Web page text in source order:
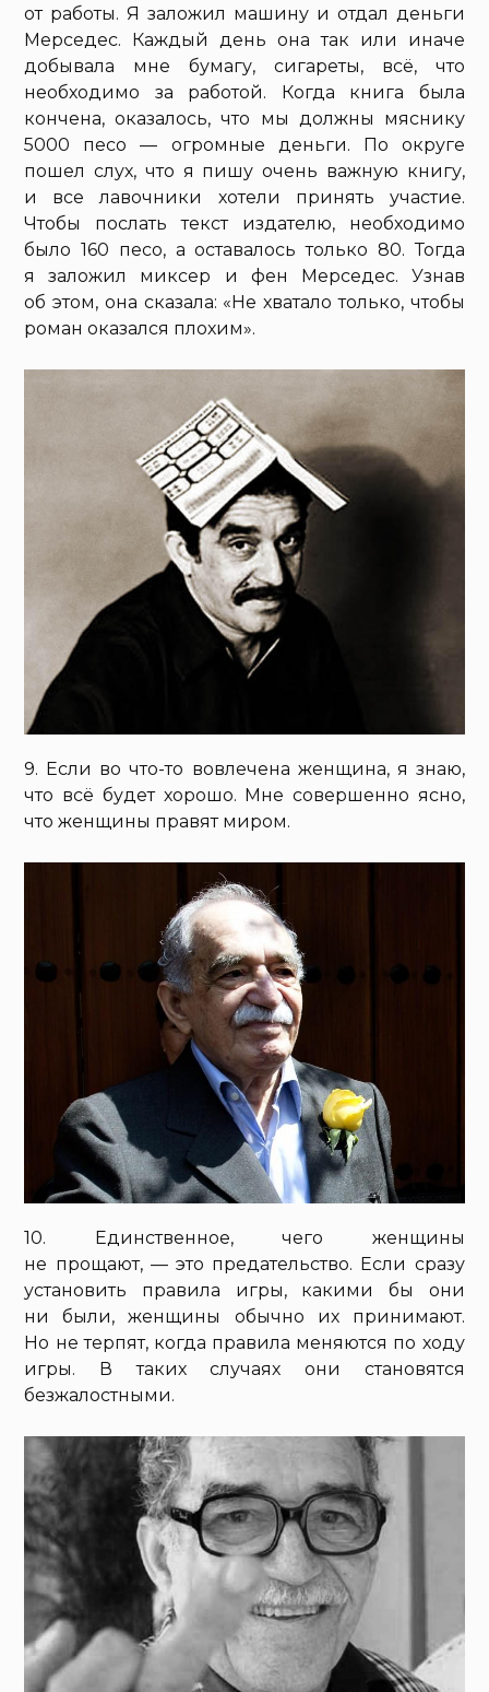
от работы. Я заложил машину и отдал деньги
Мерседес. Каждый день она так или иначе
добывала мне бумагу, сигареты, всё, что
необходимо за работой. Когда книга была
кончена, оказалось, что мы должны мяснику
5000 песо — огромные деньги. По округе
пошел слух, что я пишу очень важную книгу,
и все лавочники хотели принять участие.
Чтобы послать текст издателю, необходимо
было 160 песо, а оставалось только 80. Тогда
я заложил миксер и фен Мерседес. Узнав
об этом, она сказала: «Не хватало только, чтобы
роман оказался плохим».
9. Если во что-то вовлечена женщина, я знаю,
что всё будет хорошо. Мне совершенно ясно,
что женщины правят миром.
10. Единственное, чего женщины
не прощают, — это предательство. Если сразу
установить правила игры, какими бы они
ни были, женщины обычно их принимают.
Но не терпят, когда правила меняются по ходу
игры. В таких случаях они становятся
безжалостными.